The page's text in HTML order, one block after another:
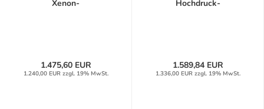
Xenon-
1.475,60 EUR
1.240,00 EUR zzgl. 19% MwSt.
Hochdruck-
1.589,84 EUR
1.336,00 EUR zzgl. 19% MwSt.